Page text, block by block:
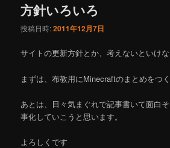
方針いろいろ
投稿日時:2011年12月7日
サイトの更新方針とか、考えないといけな
まずは、布教用にMinecraftのまとめをつく
あとは、日々気まぐれで記事書いて面白
事化していこうと思います。
よろしくです